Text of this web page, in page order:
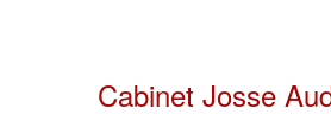
Cabinet Josse